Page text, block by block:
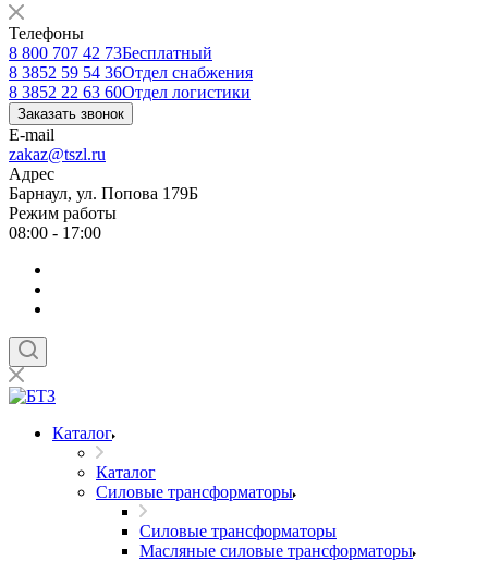
Телефоны
8 800 707 42 73Бесплатный
8 3852 59 54 36Отдел снабжения
8 3852 22 63 60Отдел логистики
Заказать звонок
E-mail
zakaz@tszl.ru
Адрес
Барнаул, ул. Попова 179Б
Режим работы
08:00 - 17:00
Каталог
Каталог
Силовые трансформаторы
Силовые трансформаторы
Масляные силовые трансформаторы